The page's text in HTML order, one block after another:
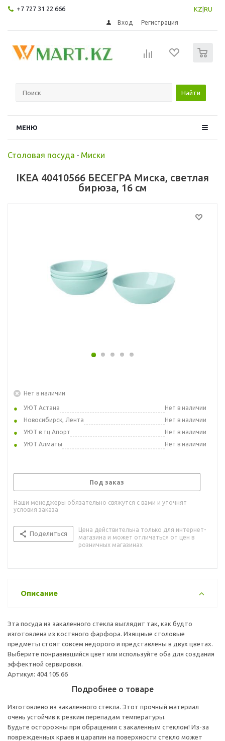
+7 727 31 22 666 KZ RU
Вход Регистрация
Найти
МЕНЮ
Столовая посуда - Миски
IKEA 40410566 БЕСЕГРА Миска, светлая
бирюза, 16 см
Нет в наличии
УЮТ Астана
Нет в наличии
Новосибирск, Лента
Нет в наличии
УЮТ в тц Апорт
Нет в наличии
УЮТ Алматы
Нет в наличии
Под заказ
Наши менеджеры обязательно свяжутся с вами и уточнят
условия заказа
Поделиться
Цена действительна только для интернет-
магазина и может отличаться от цен в
розничных магазинах
Описание
Эта посуда из закаленного стекла выглядит так, как будто
изготовлена из костяного фарфора. Изящные столовые
предметы стоят совсем недорого и представлены в двух цветах.
Выберите понравившийся цвет или используйте оба для создания
эффектной сервировки.
Артикул: 404.105.66
Подробнее о товаре
Изготовлено из закаленного стекла. Этот прочный материал
очень устойчив к резким перепадам температуры.
Будьте осторожны при обращении с закаленным стеклом! Из-за
поврежденных краев и царапин на поверхности стекло может